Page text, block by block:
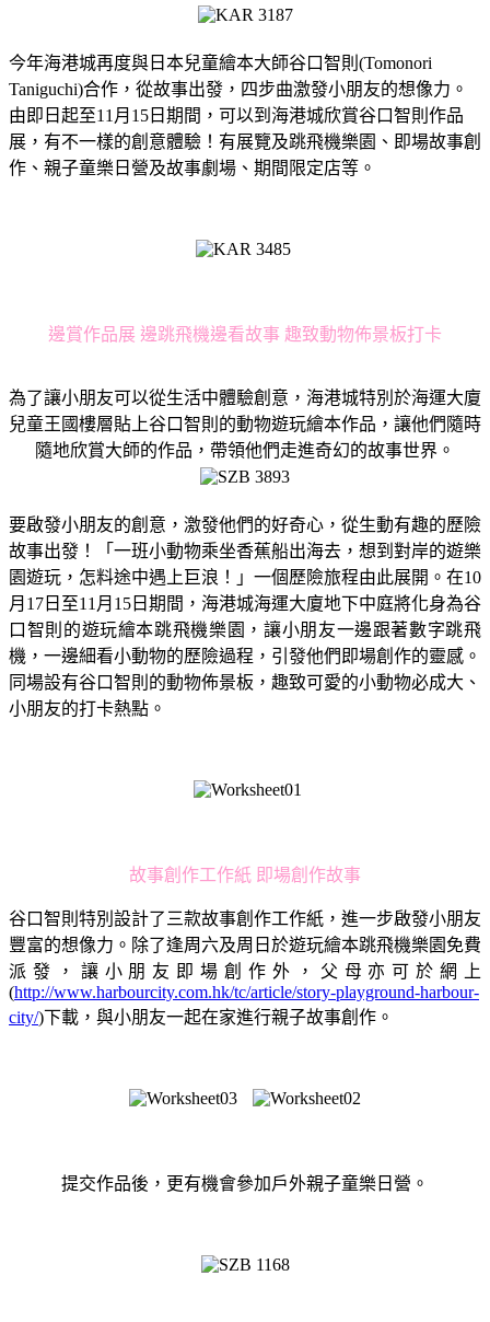
今年海港城再度與日本兒童繪本大師谷口智則(Tomonori
Taniguchi)合作，從故事出發，四步曲激發小朋友的想像力。
由即日起至11月15日期間，可以到海港城欣賞谷口智則作品
展，有不一樣的創意體驗！有展覽及跳飛機樂園、即場故事創
作、親子童樂日營及故事劇場、期間限定店等。
邊賞作品展 邊跳飛機邊看故事 趣致動物佈景板打卡
為了讓小朋友可以從生活中體驗創意，海港城特別於海運大廈
兒童王國樓層貼上谷口智則的動物遊玩繪本作品，讓他們隨時
隨地欣賞大師的作品，帶領他們走進奇幻的故事世界。
要啟發小朋友的創意，激發他們的好奇心，從生動有趣的歷險
故事出發！「一班小動物乘坐香蕉船出海去，想到對岸的遊樂
園遊玩，怎料途中遇上巨浪！」一個歷險旅程由此展開。在10
月17日至11月15日期間，海港城海運大廈地下中庭將化身為谷
口智則的遊玩繪本跳飛機樂園，讓小朋友一邊跟著數字跳飛
機，一邊細看小動物的歷險過程，引發他們即場創作的靈感。
同場設有谷口智則的動物佈景板，趣致可愛的小動物必成大、
小朋友的打卡熱點。
故事創作工作紙 即場創作故事
谷口智則特別設計了三款故事創作工作紙，進一步啟發小朋友
豐富的想像力。除了逢周六及周日於遊玩繪本跳飛機樂園免費
派發，讓小朋友即場創作外，父母亦可於網上
(http://www.harbourcity.com.hk/tc/article/story-playground-harbour-
city/)下載，與小朋友一起在家進行親子故事創作。
提交作品後，更有機會參加戶外親子童樂日營。